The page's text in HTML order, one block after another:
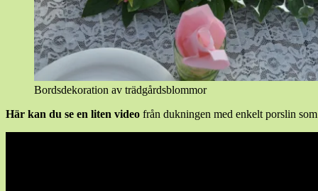
Bordsdekoration av trädgårdsblommor
Här kan du se en liten video från dukningen med enkelt porslin